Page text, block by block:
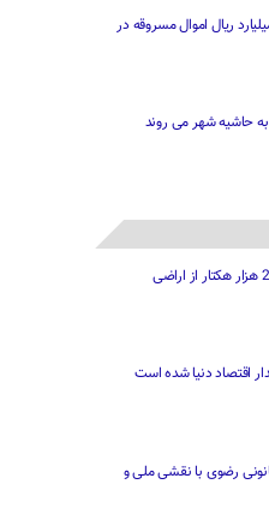
سارق حرفه‌ای با 30 میلیارد ریال اموال مسروقه در
به حاشیه شهر می روند
اجرای الگوی کشت باغی در 240 هزار هکتار از اراضی
اقتصاد دنیا شده است
رضوی با نقشی ملی و